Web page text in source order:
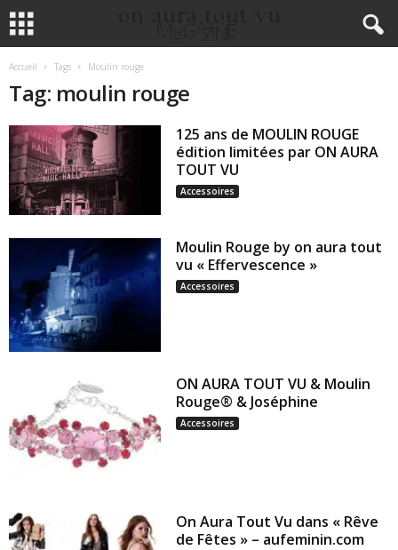
Accueil Tags Moulin rouge
Tag: moulin rouge
125 ans de MOULIN ROUGE
édition limitées par ON AURA
TOUT VU
Accessoires
Moulin Rouge by on aura tout
vu « Effervescence »
Accessoires
ON AURA TOUT VU & Moulin
Rouge® & Joséphine
Accessoires
On Aura Tout Vu dans « Rêve
de Fêtes » – aufeminin.com